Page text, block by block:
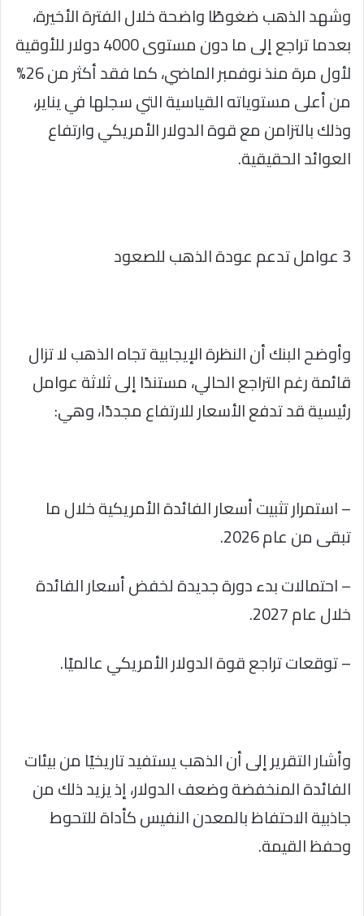
وشهد الذهب ضغوطًا واضحة خلال الفترة الأخيرة،
بعدما تراجع إلى ما دون مستوى 4000 دولار للأوقية
لأول مرة منذ نوفمبر الماضي، كما فقد أكثر من 26%
من أعلى مستوياته القياسية التي سجلها في يناير،
وذلك بالتزامن مع قوة الدولار الأمريكي وارتفاع
العوائد الحقيقية.
3 عوامل تدعم عودة الذهب للصعود
وأوضح البنك أن النظرة الإيجابية تجاه الذهب لا تزال
قائمة رغم التراجع الحالي، مستندًا إلى ثلاثة عوامل
رئيسية قد تدفع الأسعار للارتفاع مجددًا، وهي:
– استمرار تثبيت أسعار الفائدة الأمريكية خلال ما
تبقى من عام 2026.
– احتمالات بدء دورة جديدة لخفض أسعار الفائدة
خلال عام 2027.
– توقعات تراجع قوة الدولار الأمريكي عالميًا.
وأشار التقرير إلى أن الذهب يستفيد تاريخيًا من بيئات
الفائدة المنخفضة وضعف الدولار، إذ يزيد ذلك من
جاذبية الاحتفاظ بالمعدن النفيس كأداة للتحوط
وحفظ القيمة.